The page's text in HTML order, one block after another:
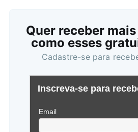
Quer receber
como esses
Cadastre-se para